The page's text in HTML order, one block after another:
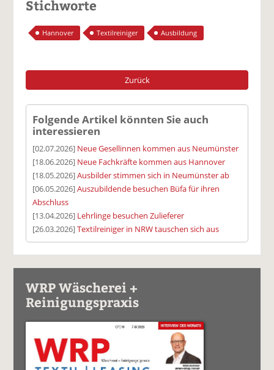
Stichworte
Hannover Textilreiniger Ausbildung
Zurück
Folgende Artikel könnten Sie auch
interessieren
[02.07.2026] Neue Gesellinnen kommen aus Neumünster
[18.06.2026] Neue Fachkräfte kommen aus Hannover
[18.05.2026]Ausbilder stimmen sich in Neumünster ab
[06.05.2026]Auszubildende besuchen Büfa für ihren
Abschluss
[13.04.2026] Lehrlinge besuchen Zulieferer
[26.03.2026]Textilreiniger in NRW tauschen sich aus
WRP Wäscherei +
Reinigungspraxis